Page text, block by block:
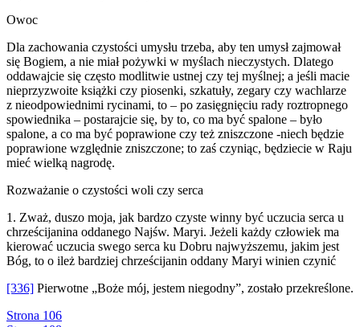
Owoc
Dla zachowania czystości umysłu trzeba, aby ten umysł zajmował
się Bogiem, a nie miał pożywki w myślach nieczystych. Dlatego
oddawajcie się często modlitwie ustnej czy tej myślnej; a jeśli macie
nieprzyzwoite książki czy piosenki, szkatuły, zegary czy wachlarze
z nieodpowiednimi rycinami, to – po zasięgnięciu rady roztropnego
spowiednika – postarajcie się, by to, co ma być spalone – było
spalone, a co ma być poprawione czy też zniszczone -niech będzie
poprawione względnie zniszczone; to zaś czyniąc, będziecie w Raju
mieć wielką nagrodę.
Rozważanie o czystości woli czy serca
1. Zważ, duszo moja, jak bardzo czyste winny być uczucia serca u
chrześcijanina oddanego Najśw. Maryi. Jeżeli każdy człowiek ma
kierować uczucia swego serca ku Dobru najwyższemu, jakim jest
Bóg, to o ileż bardziej chrześcijanin oddany Maryi winien czynić
[336] Pierwotne „Boże mój, jestem niegodny”, zostało przekreślone.
Strona 106